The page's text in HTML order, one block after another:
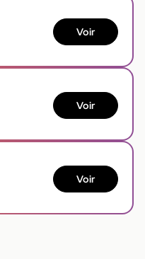
Voir
Voir
Voir